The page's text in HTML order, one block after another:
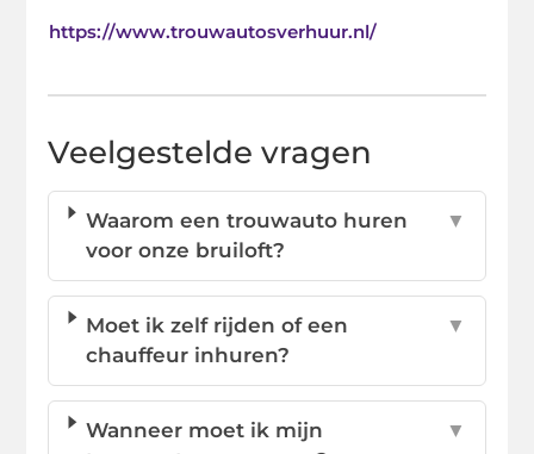
https://www.trouwautosverhuur.nl/
Veelgestelde vragen
Waarom een trouwauto huren
voor onze bruiloft?
▼
Moet ik zelf rijden of een
chauffeur inhuren?
▼
Wanneer moet ik mijn
▼